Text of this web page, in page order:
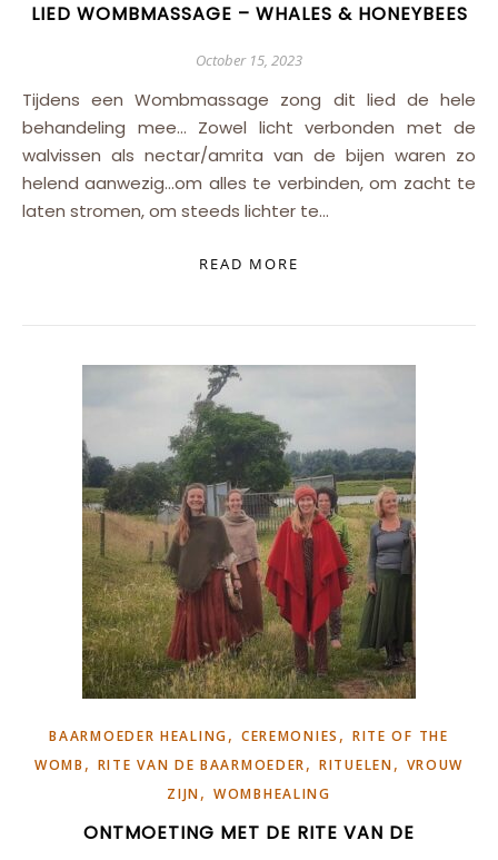
LIED WOMBMASSAGE – WHALES & HONEYBEES
October 15, 2023
Tijdens een Wombmassage zong dit lied de hele
behandeling mee… Zowel licht verbonden met de
walvissen als nectar/amrita van de bijen waren zo
helend aanwezig…om alles te verbinden, om zacht te
laten stromen, om steeds lichter te…
READ MORE
BAARMOEDER HEALING, CEREMONIES , RITE OF THE
WOMB , RITE VAN DE BAARMOEDER,RITUELEN, VROUW
ZIJN,WOMBHEALING
ONTMOETING MET DE RITE VAN DE